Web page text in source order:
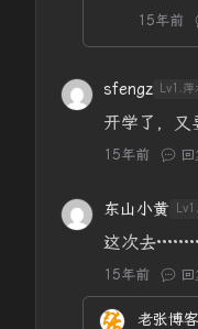
15年前
sfengz Lv1.萍
开学了，又
15年前 回
东山小黄
这次去
15年前 回
老张博客